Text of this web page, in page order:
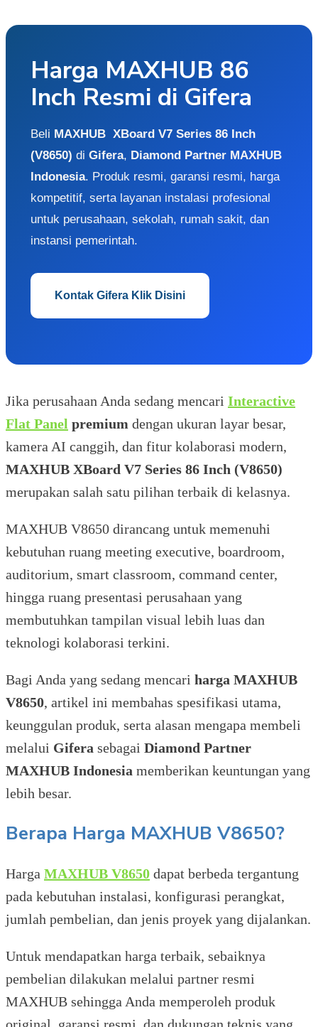
Harga MAXHUB 86
Inch Resmi di Gifera
Beli MAXHUB XBoard V7 Series 86 Inch
(V8650) di Gifera, Diamond Partner MAXHUB
Indonesia. Produk resmi, garansi resmi, harga
kompetitif, serta layanan instalasi profesional
untuk perusahaan, sekolah, rumah sakit, dan
instansi pemerintah.
Kontak Gifera Klik Disini
Jika perusahaan Anda sedang mencari Interactive
Flat Panel premium dengan ukuran layar besar,
kamera AI canggih, dan fitur kolaborasi modern,
MAXHUB XBoard V7 Series 86 Inch (V8650)
merupakan salah satu pilihan terbaik di kelasnya.
MAXHUB V8650 dirancang untuk memenuhi
kebutuhan ruang meeting executive, boardroom,
auditorium, smart classroom, command center,
hingga ruang presentasi perusahaan yang
membutuhkan tampilan visual lebih luas dan
teknologi kolaborasi terkini.
Bagi Anda yang sedang mencari harga MAXHUB
V8650, artikel ini membahas spesifikasi utama,
keunggulan produk, serta alasan mengapa membeli
melalui Gifera sebagai Diamond Partner
MAXHUB Indonesia memberikan keuntungan yang
lebih besar.
Berapa Harga MAXHUB V8650?
Harga MAXHUB V8650 dapat berbeda tergantung
pada kebutuhan instalasi, konfigurasi perangkat,
jumlah pembelian, dan jenis proyek yang dijalankan.
Untuk mendapatkan harga terbaik, sebaiknya
pembelian dilakukan melalui partner resmi
MAXHUB sehingga Anda memperoleh produk